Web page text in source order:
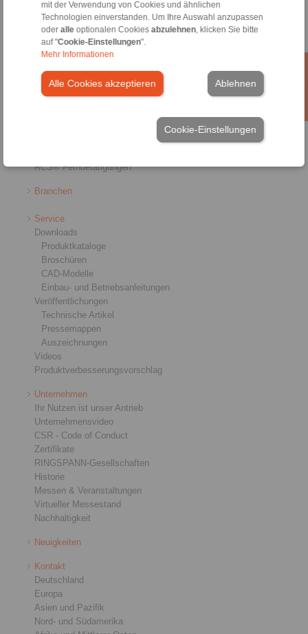
mit der Verwendung von Cookies und ähnlichen
Technologien einverstanden. Um Ihre Auswahl anzupassen
oder alleoptionalen Cookies abzulehnen, klicken Sie bitte
auf "Cookie-Einstellungen".
Mehr Informationen
Alle Cookies akzeptieren Ablehnen
Cookie-Einstellungen
Produkte
Übersicht
Freiläufe
Bremsen
Welle-Nabe-Verbindungen
RCS® Fernbetätigungen
Branchen
Service
Downloads
Produktkataloge
Broschüren
CAD-Modelle
Einbau- und Betriebsanleitungen
Veröffentlichungen
Technische Artikel
Pressemappen
Auszeichnungen
Videos
Produktverbesserungsvorschlag
Unternehmen
Ihr Nutzen ist unser Antrieb
Unternehmensvideo
CSR - Code of Conduct
Zertifikate
RINGSPANN-Gesellschaften
Historie
Messen & Veranstaltungen
Virtueller Messestand
Nachhaltigkeit
Neuigkeiten
Kontakt
Deutschland
Europa
Asien und Pazifik
Nord- und Südamerika